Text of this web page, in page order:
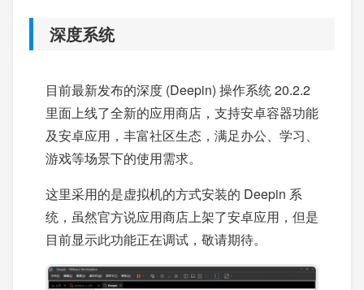
深度系统
目前最新发布的深度 (Deepin) 操作系统 20.2.2
里面上线了全新的应用商店，支持安卓容器功能
及安卓应用，丰富社区生态，满足办公、学习、
游戏等场景下的使用需求。
这里采用的是虚拟机的方式安装的 Deepin 系
统，虽然官方说应用商店上架了安卓应用，但是
目前显示此功能正在调试，敬请期待。